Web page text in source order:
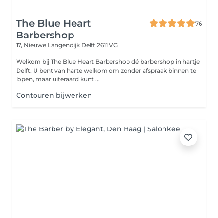
The Blue Heart
Barbershop
76
17, Nieuwe Langendijk Delft 2611 VG
Welkom bij The Blue Heart Barbershop dé barbershop in hartje
Delft. U bent van harte welkom om zonder afspraak binnen te
lopen, maar uiteraard kunt ...
Contouren bijwerken